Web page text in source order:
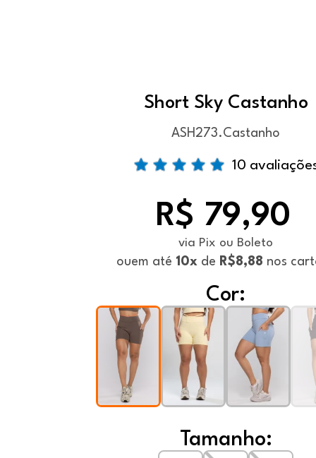
Short Sky Castanho
ASH273.Castanho
10
R$ 79,90
via Pix ou Boleto
ouem até 10x de R$8,88 nos
Cor:
Tamanho: